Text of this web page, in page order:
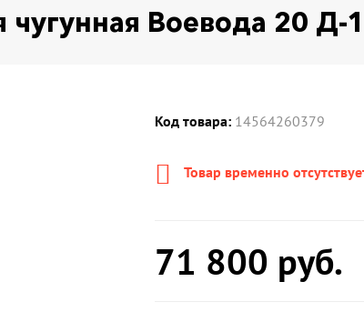
чугунная Воевода 20 Д-
Код товара: 14564260379
Товар временно
71 800 руб.